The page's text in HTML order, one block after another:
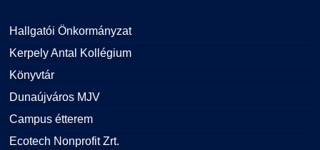
Hallgatói Önkormányzat
Kerpely Antal Kollégium
Könyvtár
Dunaújváros MJV
Campus étterem
Ecotech Nonprofit Zrt.